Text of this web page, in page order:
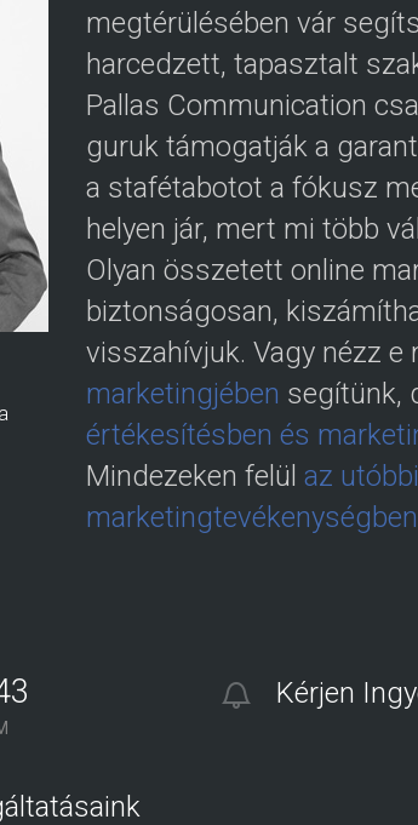
megtérülésében vár
harcedzett, tapasztalt
Pallas Communication
guruk támogatják a
a stafétabotot a fókusz
helyen jár, mert mi több
Olyan összetett online
biztonságosan,
visszahívjuk. Vagy nézz e
marketingjében segítünk,
értékesítésben és
Mindezeken felülaz
Kérjen